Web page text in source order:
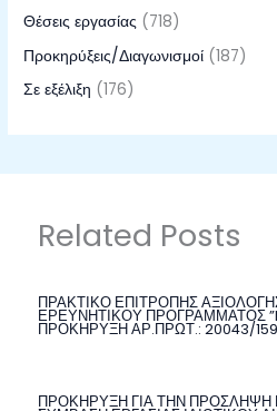
Θέσεις εργασίας (718)
Προκηρύξεις/Διαγωνισμοί (187)
Σε εξέλιξη (176)
Related Posts
ΠΡΑΚΤΙΚΟ ΕΠΙΤΡΟΠΗΣ
ΕΡΕΥΝΗΤΙΚΟΥ ΠΡΟΓΡΑΜΜΑΤΟΣ
ΠΡΟΚΗΡΥΞΗ ΑΡ.ΠΡΩΤ.: 20043/
ΠΡΟΚΗΡΥΞΗ ΓΙΑ ΤΗΝ